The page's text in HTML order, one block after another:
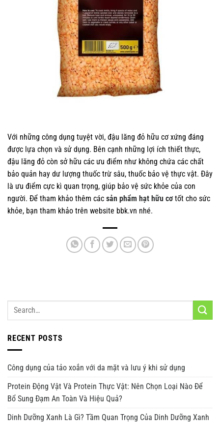
Với những công dụng tuyệt vời, đậu lăng đỏ hữu cơ xứng đáng
được lựa chọn và sử dụng. Bên cạnh những lợi ích thiết thực,
đậu lăng đỏ còn sở hữu các ưu điểm như không chứa các chất
bảo quản hay dư lượng thuốc trừ sâu, thuốc bảo vệ thực vật. Đây
là ưu điểm cực kì quan trọng, giúp bảo vệ sức khỏe của con
người. Để tham khảo thêm các sản phẩm hạt hữu cơ tốt cho sức
khỏe, bạn tham khảo trên website bbk.vn nhé.
RECENT POSTS
Công dụng của tảo xoắn với da mặt và lưu ý khi sử dụng
Protein Động Vật Và Protein Thực Vật: Nên Chọn Loại Nào Để
Bổ Sung Đạm An Toàn Và Hiệu Quả?
Dinh Dưỡng Xanh Là Gì? Tầm Quan Trọng Của Dinh Dưỡng Xanh